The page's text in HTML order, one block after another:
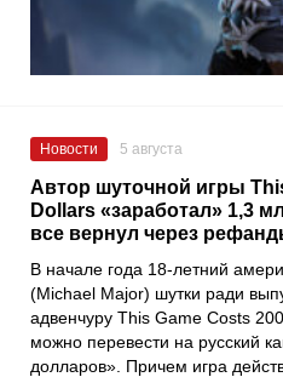
Новости 5 августа
Автор шуточной игры
Dollars «заработал» 1,3
все вернул через
В начале года 18-летний
(Michael Major) шутки ради
адвенчуру This Game Costs
можно перевести на русский
долларов». Причем игра